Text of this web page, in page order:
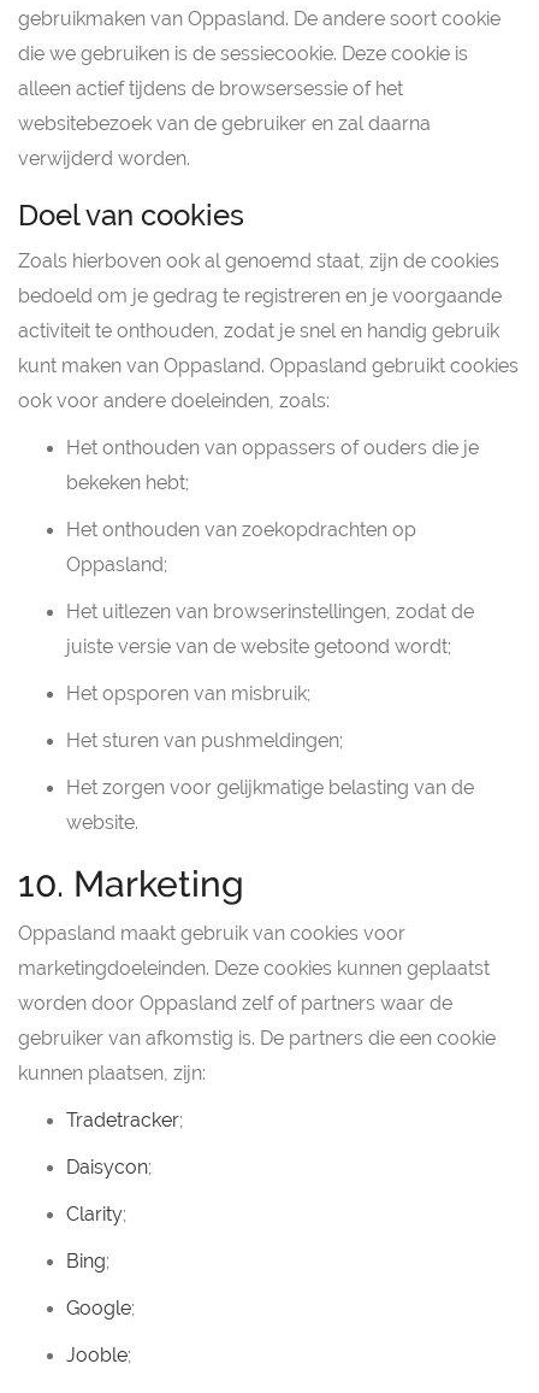
gebruikmaken van Oppasland. De andere soort cookie
die we gebruiken is de sessiecookie. Deze cookie is
alleen actief tijdens de browsersessie of het
websitebezoek van de gebruiker en zal daarna
verwijderd worden.
Doel van cookies
Zoals hierboven ook al genoemd staat, zijn de cookies
bedoeld om je gedrag te registreren en je voorgaande
activiteit te onthouden, zodat je snel en handig gebruik
kunt maken van Oppasland. Oppasland gebruikt cookies
ook voor andere doeleinden, zoals:
Het onthouden van oppassers of ouders die je
bekeken hebt;
Het onthouden van zoekopdrachten op
Oppasland;
Het uitlezen van browserinstellingen, zodat de
juiste versie van de website getoond wordt;
Het opsporen van misbruik;
Het sturen van pushmeldingen;
Het zorgen voor gelijkmatige belasting van de
website.
10. Marketing
Oppasland maakt gebruik van cookies voor
marketingdoeleinden. Deze cookies kunnen geplaatst
worden door Oppasland zelf of partners waar de
gebruiker van afkomstig is. De partners die een cookie
kunnen plaatsen, zijn:
Tradetracker;
Daisycon;
Clarity;
Bing;
Google;
Jooble;